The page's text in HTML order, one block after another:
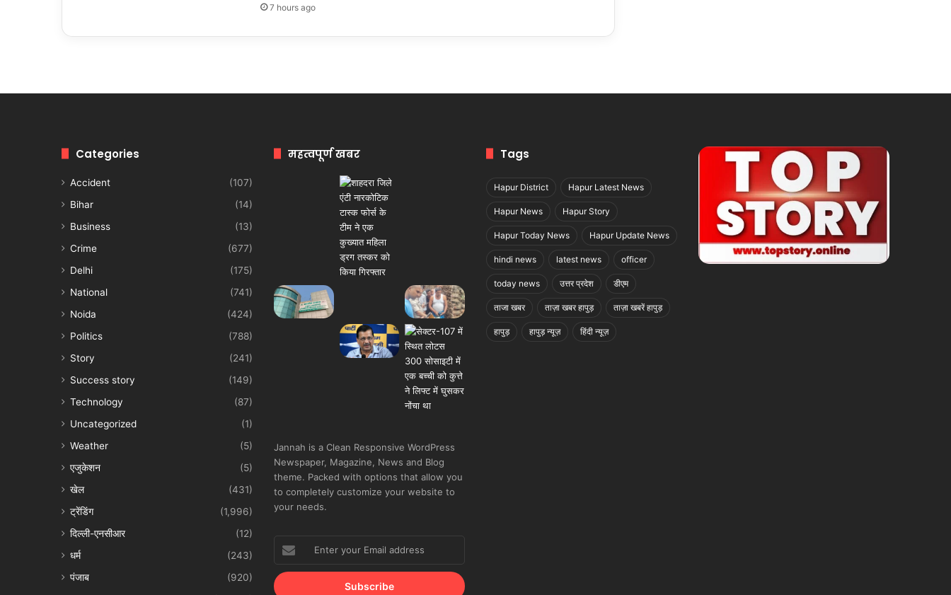
7 hours ago
Categories
Accident
(107)
Bihar
(14)
Business
(13)
Crime
(677)
Delhi
(175)
National
(741)
Noida
(424)
Politics
(788)
Story
(241)
Success story
(149)
Technology
(87)
Uncategorized
(1)
Weather
(5)
एजुकेशन
(5)
खेल
(431)
ट्रेंडिंग
(1,996)
दिल्ली-एनसीआर
(12)
धर्म
(243)
पंजाब
(920)
महत्वपूर्ण खबर
Jannah is a Clean Responsive WordPress
Newspaper, Magazine, News and Blog
theme. Packed with options that allow you
to completely customize your website to
your needs.
your
Email
address
Tags
Hapur District Hapur Latest News
Hapur News Hapur Story
Hapur Today News Hapur Update News
hindi news latest news officer
today news उत्तर प्रदेश डीएम
ताजा खबर ताज़ा खबर हापुड़ ताज़ा खबरें हापुड़
हापुड़ हापुड़ न्यूज़ हिंदी न्यूज़